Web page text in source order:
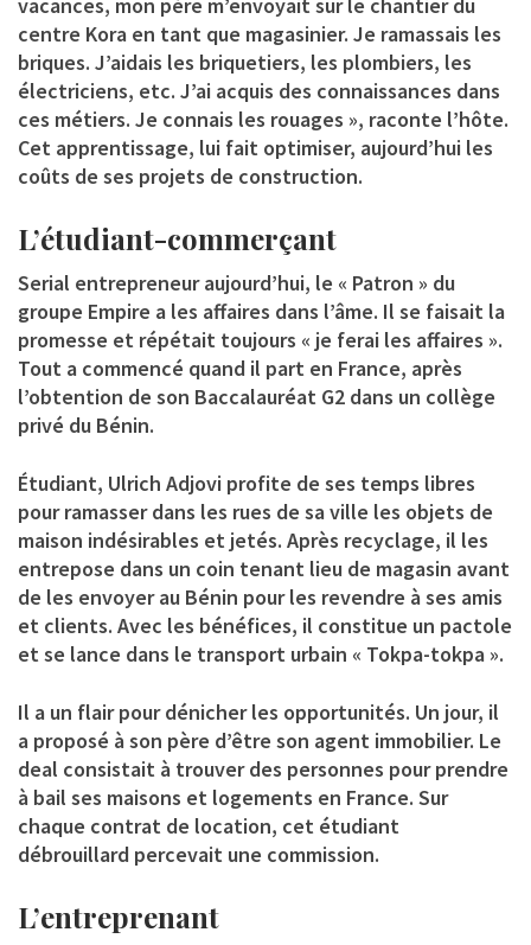
centre Kora en tant que magasinier. Je ramassais les
briques. J’aidais les briquetiers, les plombiers, les
électriciens, etc. J’ai acquis des connaissances dans
ces métiers. Je connais les rouages », raconte l’hôte.
Cet apprentissage, lui fait optimiser, aujourd’hui les
coûts de ses projets de construction.
L’étudiant-commerçant
Serial entrepreneur aujourd’hui, le « Patron » du
groupe Empire a les affaires dans l’âme. Il se faisait la
promesse et répétait toujours « je ferai les affaires ».
Tout a commencé quand il part en France, après
l’obtention de son Baccalauréat G2 dans un collège
privé du Bénin.
Étudiant, Ulrich Adjovi profite de ses temps libres
pour ramasser dans les rues de sa ville les objets de
maison indésirables et jetés. Après recyclage, il les
entrepose dans un coin tenant lieu de magasin avant
de les envoyer au Bénin pour les revendre à ses amis
et clients. Avec les bénéfices, il constitue un pactole
et se lance dans le transport urbain « Tokpa-tokpa ».
Il a un flair pour dénicher les opportunités. Un jour, il
a proposé à son père d’être son agent immobilier. Le
deal consistait à trouver des personnes pour prendre
à bail ses maisons et logements en France. Sur
chaque contrat de location, cet étudiant
débrouillard percevait une commission.
L’entreprenant